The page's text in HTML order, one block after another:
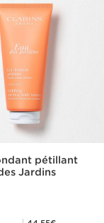
pétillant
Jardins